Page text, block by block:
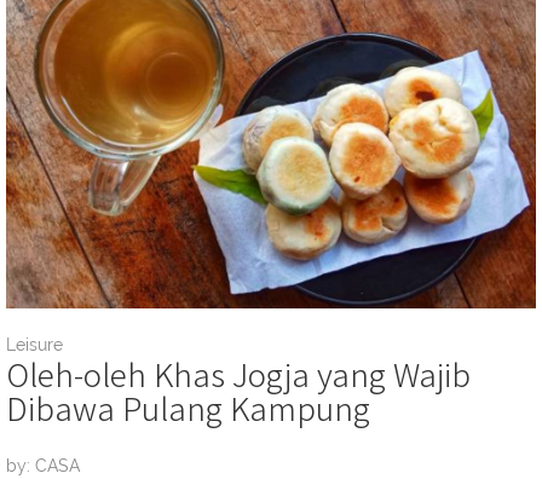
Leisure
Oleh-oleh Khas Jogja yang Wajib
Dibawa Pulang Kampung
by: CASA